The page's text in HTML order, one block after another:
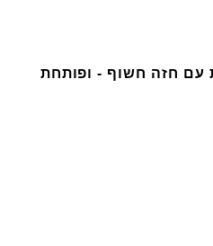
עם חזה חשוף - ופותחת